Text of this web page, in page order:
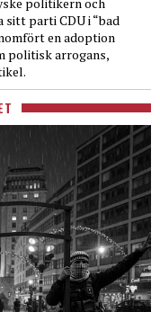
sitt parti CDU i “bad
en adoption
politisk arrogans,